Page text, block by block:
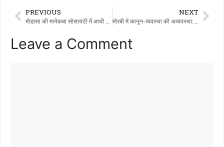
PREVIOUS NEXT
Leave a Comment